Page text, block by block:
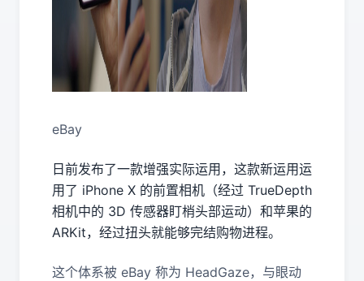
eBay
日前发布了一款增强实际运用，这款新运用运
用了 iPhone X 的前置相机（经过 TrueDepth
相机中的 3D 传感器盯梢头部运动）和苹果的
ARKit，经过扭头就能够完结购物进程。
这个体系被 eBay 称为 HeadGaze，与眼动